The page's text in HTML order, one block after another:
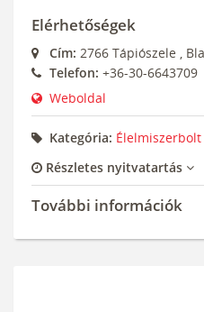
Elérhetőségek
Cím: 2766 Tápiószele ,
Telefon: +36-30-6643709
Weboldal
Kategória: Élelmiszerbolt
Részletes nyitvatartás
További információk